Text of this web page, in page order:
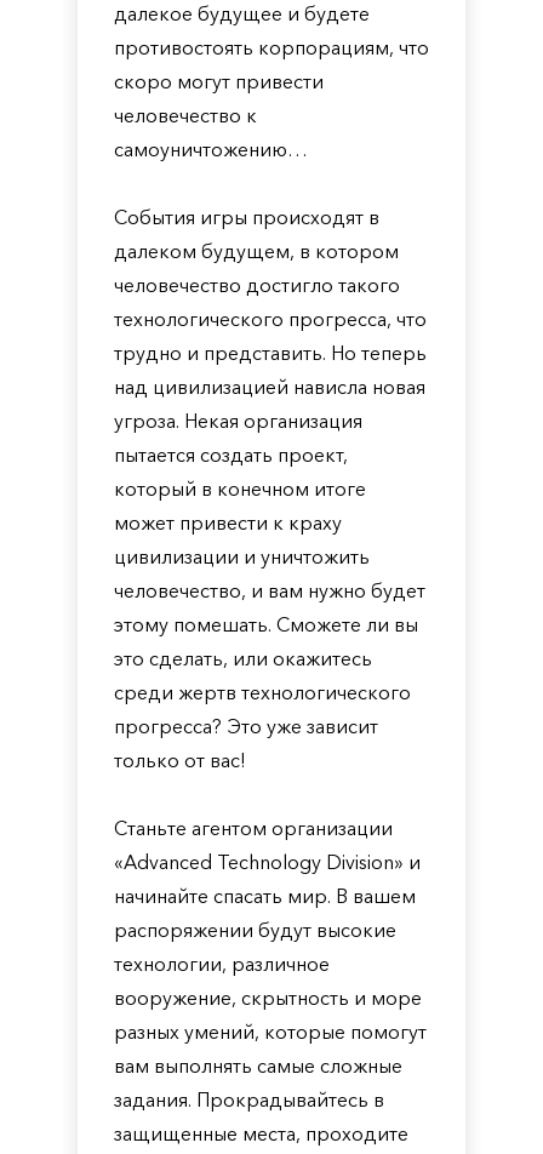
далекое будущее и будете
противостоять корпорациям, что
скоро могут привести
человечество к
самоуничтожению…
События игры происходят в
далеком будущем, в котором
человечество достигло такого
технологического прогресса, что
трудно и представить. Но теперь
над цивилизацией нависла новая
угроза. Некая организация
пытается создать проект,
который в конечном итоге
может привести к краху
цивилизации и уничтожить
человечество, и вам нужно будет
этому помешать. Сможете ли вы
это сделать, или окажитесь
среди жертв технологического
прогресса? Это уже зависит
только от вас!
Станьте агентом организации
«Advanced Technology Division» и
начинайте спасать мир. В вашем
распоряжении будут высокие
технологии, различное
вооружение, скрытность и море
разных умений, которые помогут
вам выполнять самые сложные
задания. Прокрадывайтесь в
защищенные места, проходите